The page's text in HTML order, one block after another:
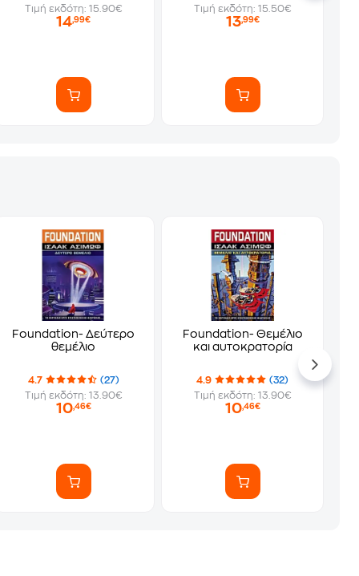
Τιμή εκδότη: 15.90€
14,99€
Τιμή εκδότη: 15.50€
13,99€
Foundation- Δεύτερο
θεμέλιο
4.7
(27)
Τιμή εκδότη: 13.90€
10,46€
Foundation- Θεμέλιο
και αυτοκρατορία
4.9
(32)
Τιμή εκδότη: 13.90€
10,46€